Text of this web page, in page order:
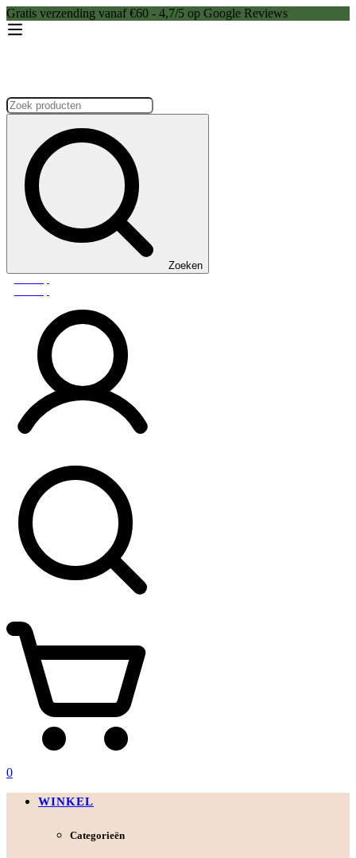
Gratis verzending vanaf €60 - 4,7/5 op Google Reviews
Zoeken:
Zoeken
0
WINKEL
Categorieën